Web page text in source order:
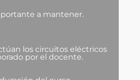
a mantener.
los circuitos eléctricos
por el docente.